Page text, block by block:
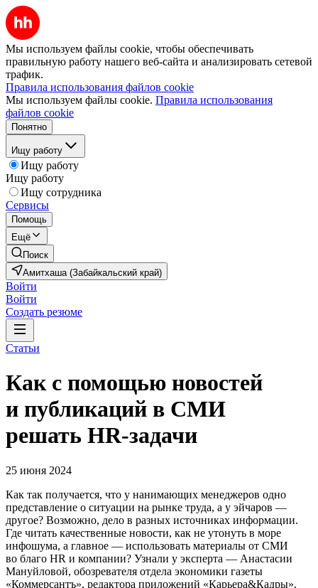
Мы используем файлы cookie, чтобы обеспечивать
правильную работу нашего веб-сайта и анализировать сетевой
трафик.
Правила использования файлов cookie
Мы используем файлы cookie. Правила использования
файлов cookie
Понятно
Ищу работу
Ищу работу
Ищу работу
Ищу сотрудника
Сервисы
Помощь
Ещё
Поиск
Амитхаша (Забайкальский край)
Войти
Войти
Создать резюме
Статьи
Как с помощью новостей
и публикаций в СМИ
решать HR-задачи
25 июня 2024
Как так получается, что у нанимающих менеджеров одно
представление о ситуации на рынке труда, а у эйчаров —
другое? Возможно, дело в разных источниках информации.
Где читать качественные новости, как не утонуть в море
инфошума, а главное — использовать материалы от СМИ
во благо HR и компании? Узнали у эксперта — Анастасии
Мануйловой, обозревателя отдела экономики газеты
«Коммерсантъ», редактора приложений «Карьера&Кадры»,